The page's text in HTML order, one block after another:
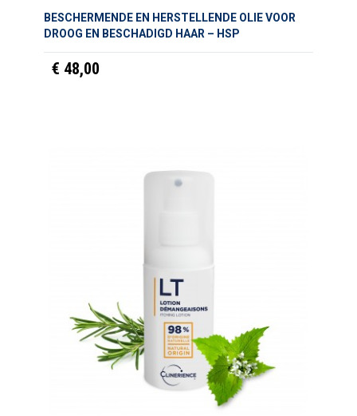
BESCHERMENDE EN HERSTELLENDE OLIE VOOR
DROOG EN BESCHADIGD HAAR – HSP
€ 48,00